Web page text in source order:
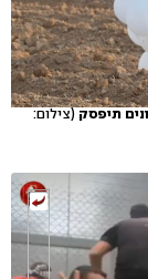
תיפסק (צילום: